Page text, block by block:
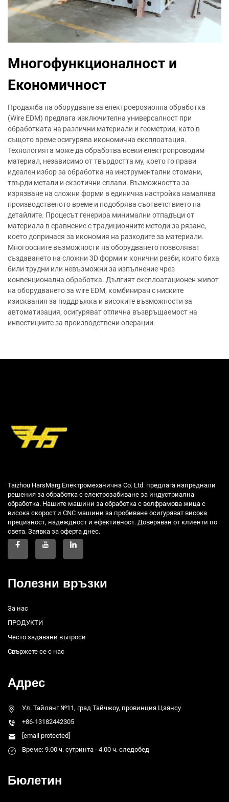
Многофункционалност и
Економичност
Продажба на оборудване за електроерозионна обработка
(Wire EDM) предлага изключителна универсалност при
обработката на различни материали и геометрии, като в
същото време осигурява икономична експлоатация.
Технологията може да обработва всеки електропроводим
материал, независимо от твърдостта му, което го прави
идеален избор за обработка на инструментални стомани,
твърди метали и екзотични сплави. Възможността за
изрязване на сложни форми в единична настройка намалява
производственото време и подобрява съответствието на
детайлите. Процесът генерира минимални отпадъци от
материала в сравнение с традиционните методи за рязане,
което допринася за икономия на разходите за материали.
Многоосните възможности на оборудването позволяват
създаването на сложни 3D форми и конични резби, които биха
били трудни или невъзможни за изпълнение чрез
конвенционална обработка. Дългият експлоатационен живот
на оборудването за wire EDM, комбиниран с ниските
изисквания за поддръжка и високите възможности за
автоматизация, осигуряват отлична възвръщаемост на
инвестициите за производствени операции.
Taizhou HarsMarg Електромеханична Co. Ltd. предлага напреднали
решения за обработка с електрозабиване за индустриална
обработка. Нашите машини за обработка с волфрамова жица с
висока скорост и CNC машини за пробиване осигуряват висока
прецизност, надеждност и ефективност. Доверяван от клиенти по
света. Заявка за оферта днес.
Полезни връзки
За нас
ПРОДУКТИ
Често задавани въпроси
Свържете се с нас
Адрес
Ул. Тайлянг №11, град Тайчжоу, провинция Цзянсу
+86-13182442305
[email protected]
Време: 9.00 ч. сутринта - 4.00 ч. следобед
Бюлетин